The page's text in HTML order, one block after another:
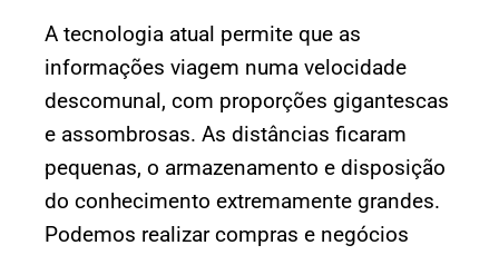
A tecnologia atual permite que as
informações viagem numa velocidade
descomunal, com proporções gigantescas
e assombrosas. As distâncias ficaram
pequenas, o armazenamento e disposição
do conhecimento extremamente grandes.
Podemos realizar compras e negócios